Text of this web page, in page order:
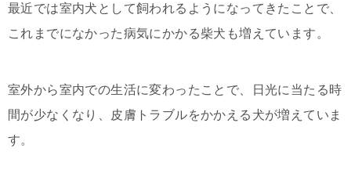
最近では室内犬として飼われるようになってきたことで、
これまでになかった病気にかかる柴犬も増えています。
室外から室内での生活に変わったことで、日光に当たる時
間が少なくなり、皮膚トラブルをかかえる犬が増えていま
す。